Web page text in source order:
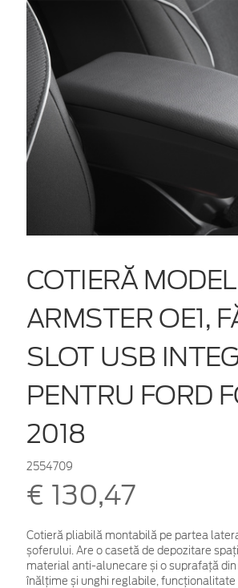
COTIERĂ MODEL
ARMSTER OE1,
SLOT USB
PENTRU FORD
2018
2554709
€ 130,47
Cotieră pliabilă montabilă pe partea
șoferului. Are o casetă de depozitare
material anti-alunecare și o suprafață din
înălțime și unghi reglabile, funcționalitate